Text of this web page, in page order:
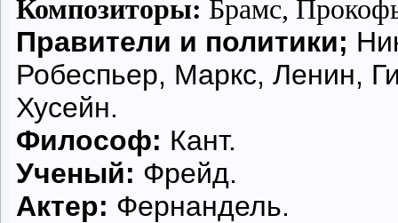
Композиторы: Брамс,
Правители и политики;
Робеспьер, Маркс, Ленин,
Хусейн.
Философ: Кант.
Ученый: Фрейд.
Актер: Фернандель.